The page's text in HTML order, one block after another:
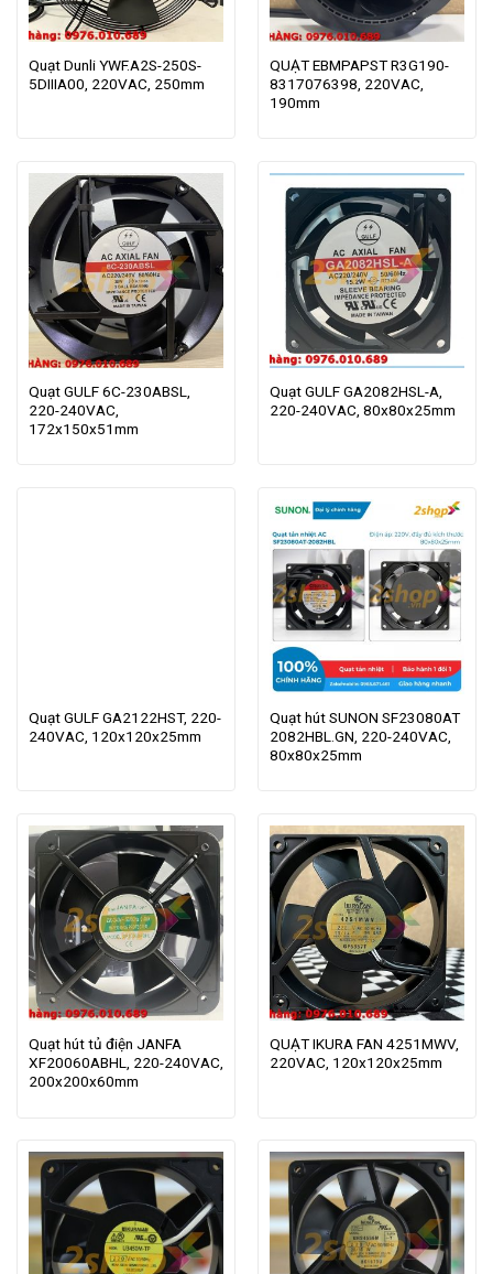
Quạt Dunli YWF.A2S-250S-
5DIIIA00, 220VAC, 250mm
QUẠT EBMPAPST R3G190-
8317076398, 220VAC,
190mm
Quạt GULF 6C-230ABSL,
220-240VAC,
172x150x51mm
Quạt GULF GA2082HSL-A,
220-240VAC, 80x80x25mm
Quạt GULF GA2122HST, 220-
240VAC, 120x120x25mm
Quạt hút SUNON SF23080AT
2082HBL.GN, 220-240VAC,
80x80x25mm
Quạt hút tủ điện JANFA
XF20060ABHL, 220-240VAC,
200x200x60mm
QUẠT IKURA FAN 4251MWV,
220VAC, 120x120x25mm